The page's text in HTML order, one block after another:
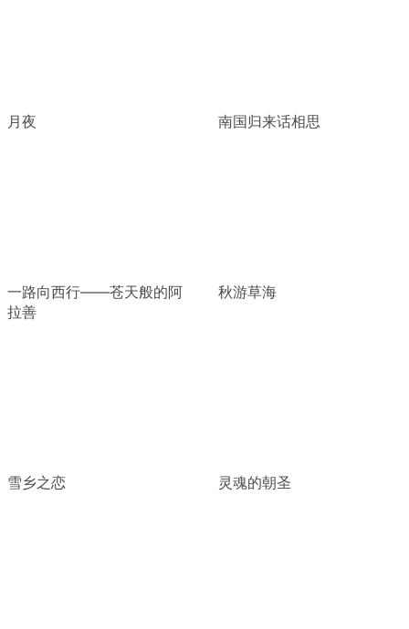
月夜 南国归来话相思
一路向西行——苍天般的阿
拉善
秋游草海
雪乡之恋 灵魂的朝圣